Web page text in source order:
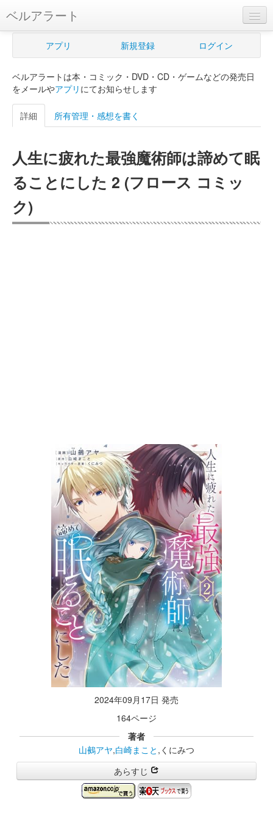
ベルアラート
ベルアラートとは
新規登録
ログイン
購入管理
Myシェルフ
プレミアム
アプリ 新規登録 ログイン
ベルアラートは本・コミック・DVD・CD・ゲームなどの発売日
をメールやアプリ にてお知らせします
詳細 所有管理・感想を書く
人生に疲れた最強魔術師は諦めて眠
ることにした 2 (フロース コミッ
ク)
2024年09月17日 発売
164ページ
著者
山鵺アヤ,白崎まこと ,くにみつ
あらすじ